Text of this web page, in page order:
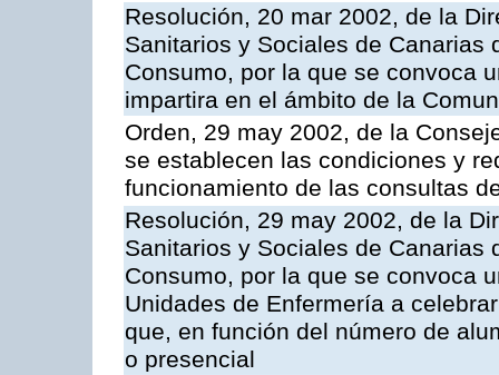
Resolución, 20 mar 2002, de la
Sanitarios y Sociales de Canarias
Consumo, por la que se convoca
impartira en el ámbito de la
Orden, 29 may 2002, de la
se establecen las condiciones y
funcionamiento de las consultas
Resolución, 29 may 2002, de la
Sanitarios y Sociales de Canarias
Consumo, por la que se convoca
Unidades de Enfermería a
que, en función del número de
o presencial